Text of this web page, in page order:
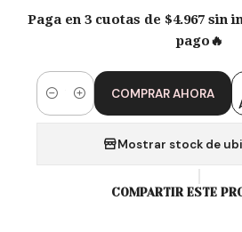
Paga en 3 cuotas de $4.967 sin
pago🔥
Cantidad
COMPRAR AHORA
Mostrar stock de
COMPARTIR ESTE